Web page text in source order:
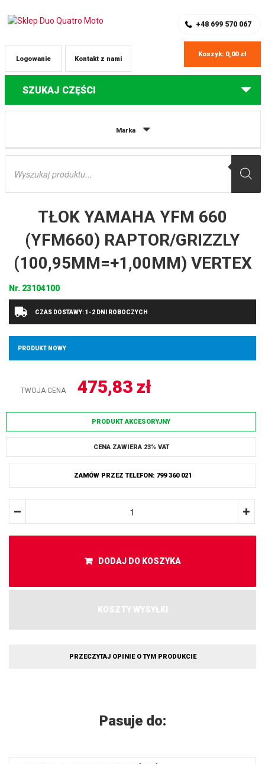
+48 699 570 067
Kontakt z nami
Logowanie
Koszyk: 0,00 zł
SZUKAJ CZĘŚCI
Marka
Wyszukiwarka
Części do quadów Yamaha
TŁOK YAMAHA YFM 660
(YFM660) RAPTOR/GRIZZLY
(100,95MM=+1,00MM) VERTEX
Nr. 23104100
CZAS DOSTAWY: 1-2 DNI ROBOCZYCH
PRODUKT NOWY
TWOJA CENA 475,83 zł
PRODUKT AKCESORYJNY
CENA ZAWIERA 23% VAT
ZAMÓW PRZEZ TELEFON: 799 360 021
DODAJ DO KOSZYKA
KOSZTY WYSYŁKI
PRZECZYTAJ OPINIE O TYM PRODUKCIE
Pasuje do: